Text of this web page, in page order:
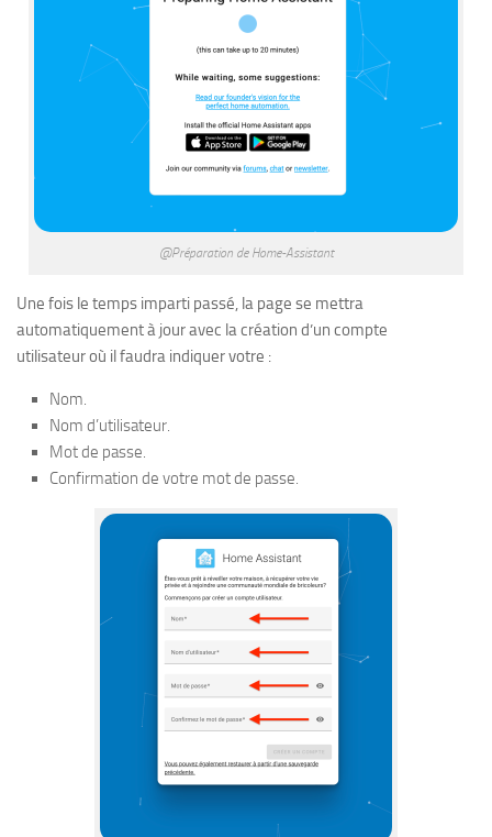
@Préparation de Home-Assistant
Une fois le temps imparti passé, la page se mettra
automatiquement à jour avec la création d’un compte
utilisateur où il faudra indiquer votre :
Nom.
Nom d’utilisateur.
Mot de passe.
Confirmation de votre mot de passe.